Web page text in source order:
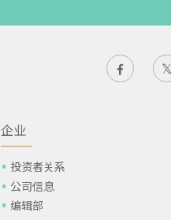
企业
投资者关系
公司信息
编辑部